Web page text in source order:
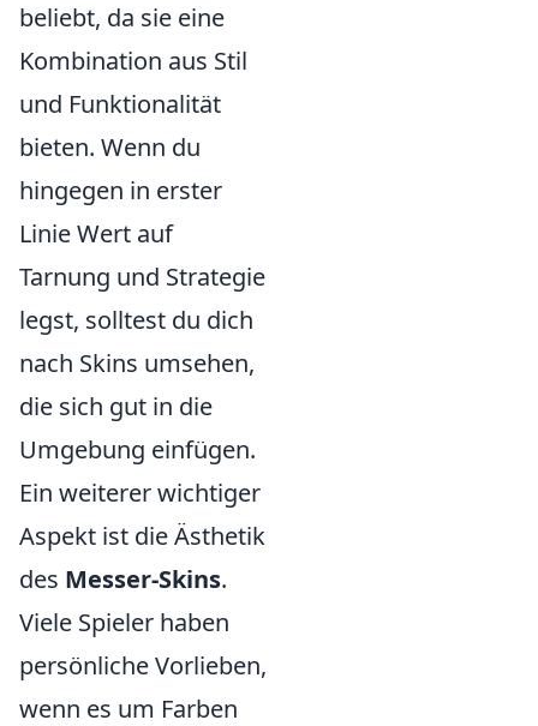
beliebt, da sie eine
Kombination aus Stil
und Funktionalität
bieten. Wenn du
hingegen in erster
Linie Wert auf
Tarnung und Strategie
legst, solltest du dich
nach Skins umsehen,
die sich gut in die
Umgebung einfügen.
Ein weiterer wichtiger
Aspekt ist die Ästhetik
des Messer-Skins.
Viele Spieler haben
persönliche Vorlieben,
wenn es um Farben